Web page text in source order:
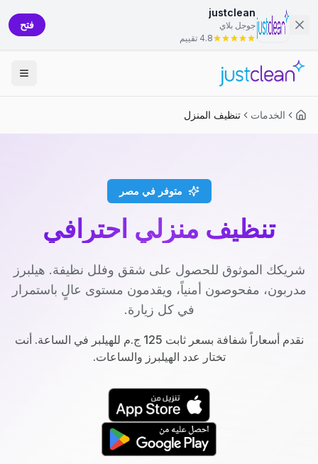
justclean
جوجل بلاي
4.8 تقييم
فتح
الخدمات تنظيف المنزل
متوفر في مصر
تنظيف منزلي احترافي
شريكك الموثوق للحصول على شقق وفلل نظيفة. هيلبرز
مدربون، مفحوصون أمنياً، ويقدمون مستوى عالٍ باستمرار
في كل زيارة.
نقدم أسعاراً شفافة بسعر ثابت 125 ج.م للهيلبر في الساعة. أنت
تختار عدد الهيلبرز والساعات.